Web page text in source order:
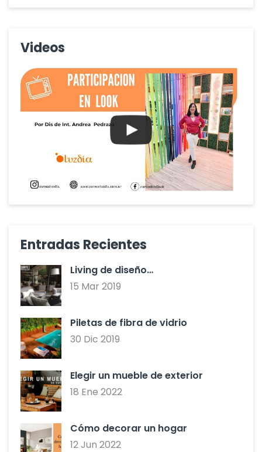
Videos
Entradas Recientes
Living de diseño…
15 Mar 2019
Piletas de fibra de vidrio
30 Dic 2019
Elegir un mueble de exterior
18 Ene 2022
Cómo decorar un hogar
12 Jun 2022